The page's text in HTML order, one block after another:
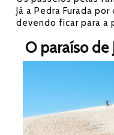
Já a Pedra Furada
devendo ficar para a
O paraíso de